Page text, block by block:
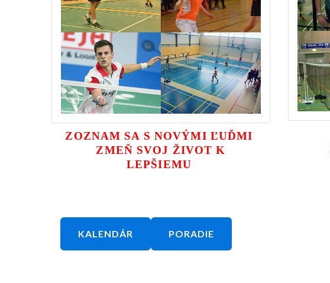
ZOZNAM SA S NOVÝMI ĽUĎMI
ZMEŇ SVOJ ŽIVOT K
LEPŠIEMU
KALENDÁR PORADIE